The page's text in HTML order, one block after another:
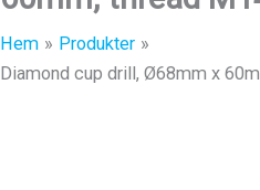
Hem
Produkter
Diamond cup drill, Ø68mm x